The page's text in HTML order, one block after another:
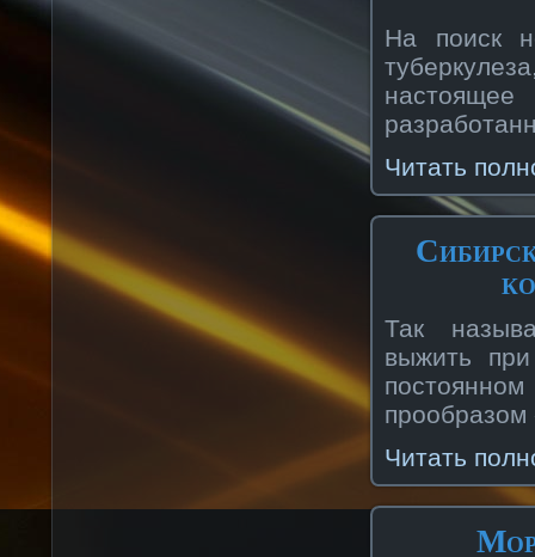
На поиск
Читать
Так
выжить
прообразом
Читать